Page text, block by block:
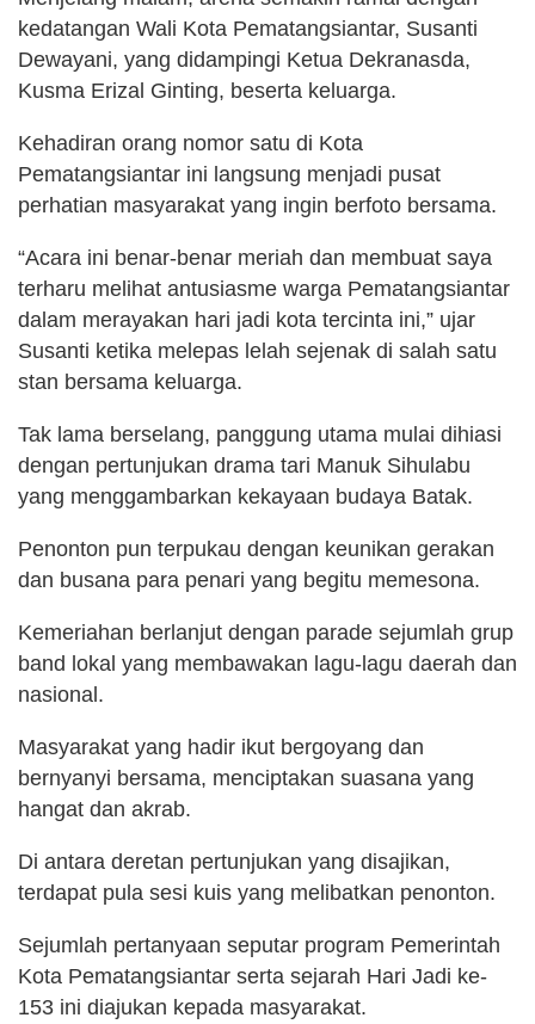
kedatangan Wali Kota Pematangsiantar, Susanti
Dewayani, yang didampingi Ketua Dekranasda,
Kusma Erizal Ginting, beserta keluarga.
Kehadiran orang nomor satu di Kota
Pematangsiantar ini langsung menjadi pusat
perhatian masyarakat yang ingin berfoto bersama.
“Acara ini benar-benar meriah dan membuat saya
terharu melihat antusiasme warga Pematangsiantar
dalam merayakan hari jadi kota tercinta ini,” ujar
Susanti ketika melepas lelah sejenak di salah satu
stan bersama keluarga.
Tak lama berselang, panggung utama mulai dihiasi
dengan pertunjukan drama tari Manuk Sihulabu
yang menggambarkan kekayaan budaya Batak.
Penonton pun terpukau dengan keunikan gerakan
dan busana para penari yang begitu memesona.
Kemeriahan berlanjut dengan parade sejumlah grup
band lokal yang membawakan lagu-lagu daerah dan
nasional.
Masyarakat yang hadir ikut bergoyang dan
bernyanyi bersama, menciptakan suasana yang
hangat dan akrab.
Di antara deretan pertunjukan yang disajikan,
terdapat pula sesi kuis yang melibatkan penonton.
Sejumlah pertanyaan seputar program Pemerintah
Kota Pematangsiantar serta sejarah Hari Jadi ke-
153 ini diajukan kepada masyarakat.